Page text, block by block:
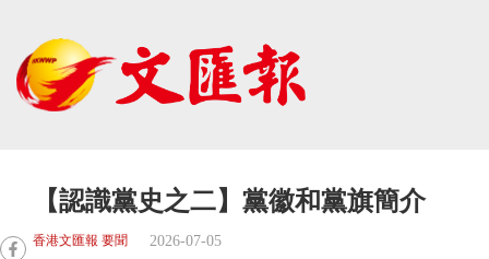
【認識黨史之二】黨徽和黨旗簡介
香港文匯報 要聞 2026-07-05